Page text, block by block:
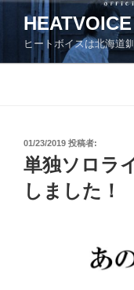
ン
HEATVOICE
ヒートボイスは北海道
投
稿
日:
01/23/2019 投稿者:
単独ソロラ
しました！